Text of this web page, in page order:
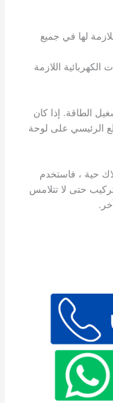
لها في جميع
الكهربائية اللازمة
الطاقة. إذا كان
الرئيسي على لوحة
حية ، فاستخدم
حتى لا تتلامس